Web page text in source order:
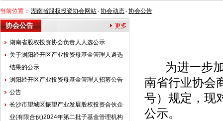
当前位置： 湖南省股权投资协会网站-协会动态-协会公告
协会公告
湖南省股权投资协会负责人人选公示
关于浏阳经开区产业投资母基金管理人遴选
结果的公示
浏阳经开区产业投资母基金管理人招募公告
公告
长沙市望城区振望产业发展股权投资合伙企
业(有限合伙)2024年第二批子基金管理机构
为进一步加
南省行业协会
号）规定，现
公示。